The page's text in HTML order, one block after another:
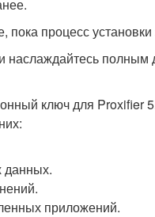
процесс
полным
ключ для
данных.
приложений.